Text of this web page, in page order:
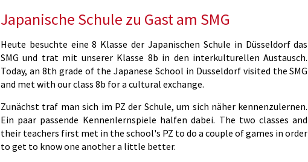
Japanische Schule zu Gast am SMG
Heute besuchte eine 8 Klasse der Japanischen Schule in Düsseldorf das
SMG und trat mit unserer Klasse 8b in den interkulturellen Austausch.
Today, an 8th grade of the Japanese School in Dusseldorf visited the SMG
and met with our class 8b for a cultural exchange.
Zunächst traf man sich im PZ der Schule, um sich näher kennenzulernen.
Ein paar passende Kennenlernspiele halfen dabei. The two classes and
their teachers first met in the school's PZ to do a couple of games in order
to get to know one another a little better.